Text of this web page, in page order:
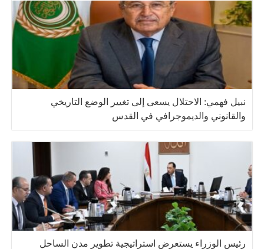
نبيل فهمي: الاحتلال يسعى إلى تغيير الوضع التاريخي
والقانوني والديموجرافي في القدس
رئيس الوزراء يستعرض استراتيجية تطوير مدن الساحل